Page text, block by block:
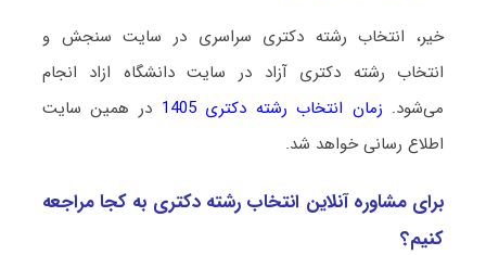
خیر، انتخاب رشته دکتری سراسری در سایت سنجش و
انتخاب رشته دکتری آزاد در سایت دانشگاه ازاد انجام
می‌شود. زمان انتخاب رشته دکتری 1405
در همین سایت
اطلاع رسانی خواهد شد.
برای مشاوره آنلاین انتخاب رشته دکتری به کجا مراجعه
کنیم؟